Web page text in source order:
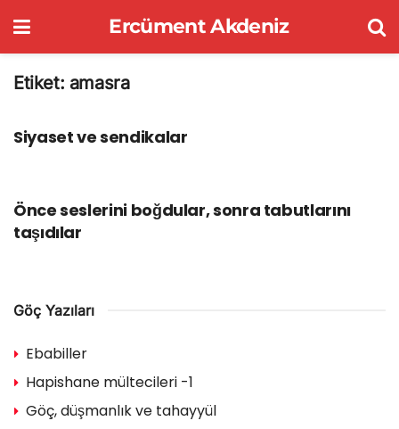
Ercüment Akdeniz
Etiket: amasra
Siyaset ve sendikalar
Önce seslerini boğdular, sonra tabutlarını
taşıdılar
Göç Yazıları
Ebabiller
Hapishane mültecileri -1
Göç, düşmanlık ve tahayyül